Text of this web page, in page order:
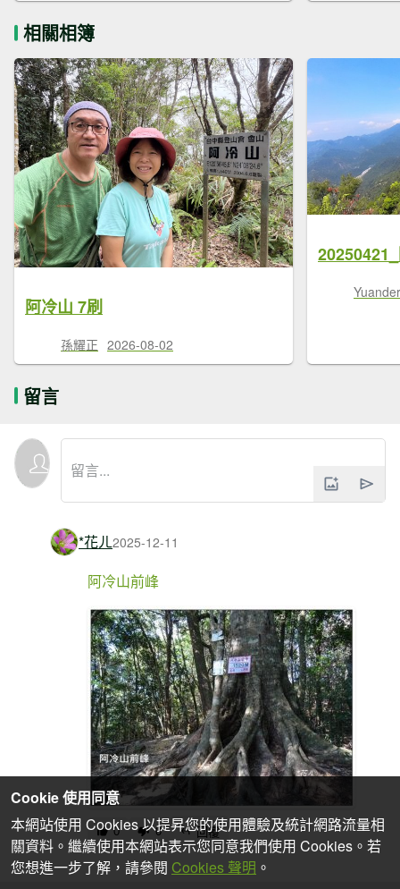
相關相簿
阿冷山 7刷
孫耀正 2026-08-02
留言
*花ㄦ2025-12-11
阿冷山前峰
0 0 回覆
Cookie 使用同意
本網站使用 Cookies 以提昇您的使用體驗及統計網路流量相
關資料。繼續使用本網站表示您同意我們使用 Cookies。若
您想進一步了解，請參閱 Cookies 聲明 。